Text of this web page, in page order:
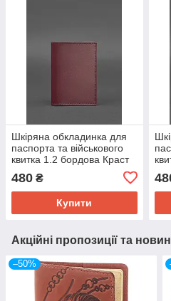
Шкіряна обкладинка для
паспорта та військового
квитка 1.2 бордова Краст
480 ₴
Купити
Акційні пропозиції та
–50%